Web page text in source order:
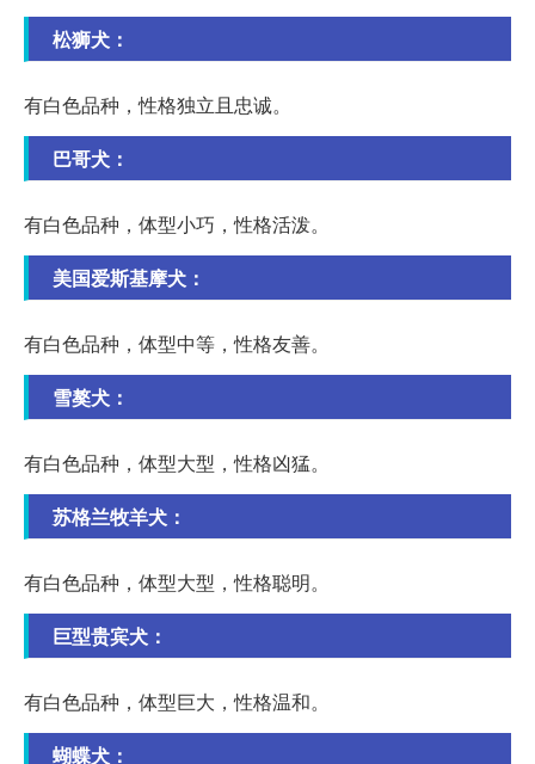
松狮犬：
有白色品种，性格独立且忠诚。
巴哥犬：
有白色品种，体型小巧，性格活泼。
美国爱斯基摩犬：
有白色品种，体型中等，性格友善。
雪獒犬：
有白色品种，体型大型，性格凶猛。
苏格兰牧羊犬：
有白色品种，体型大型，性格聪明。
巨型贵宾犬：
有白色品种，体型巨大，性格温和。
蝴蝶犬：